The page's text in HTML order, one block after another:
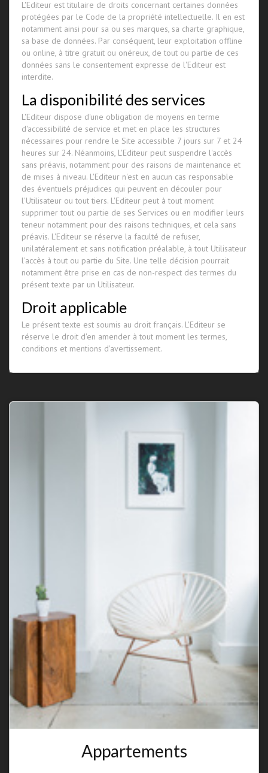
L'Editeur est titulaire de droits concernant certaines données
protégées par le Code de la propriété intellectuelle. Il en est
notamment ainsi pour sa ou ses marques, sa charte graphique,
sa base de données. Par conséquent, leur exploitation offline
ou online, à titre gratuit ou onéreux, de tout ou partie de ces
données sans le consentement expresse de l'Editeur est
interdite.
La disponibilité des services
L'Editeur dispose d'une obligation de moyens en terme
d'accessibilité de service et met en place les structures
nécessaires pour rendre le Site accessible 7 jours sur 7 et 24
heures sur 24. Néanmoins, L'Editeur peut suspendre l'accès
sans préavis, notamment pour des raisons de maintenance et
de mises à niveau. L'Editeur n'est en aucun cas responsable
des éventuels préjudices qui peuvent en découler pour
l'Utilisateur ou tout tiers. L'Editeur peut à tout moment
supprimer tout ou partie de ses Services ou en modifier leurs
teneur notamment pour des raisons techniques, et cela sans
préavis. L'Editeur se réserve la faculté de refuser,
unilatéralement et sans notification préalable, à tout Utilisateur
l'accès à tout ou partie du Site. Une telle décision pourrait
notamment être prise en cas de non-respect des termes du
présent texte par un Utilisateur.
Droit applicable
Le présent texte est soumis au droit français. L'Editeur se
réserve le droit d'en amender à tout moment les termes,
conditions et mentions d'avertissement.
Appartements